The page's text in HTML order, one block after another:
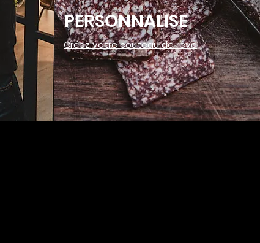
PERSONNALISE
Créez votre couteau de rêve